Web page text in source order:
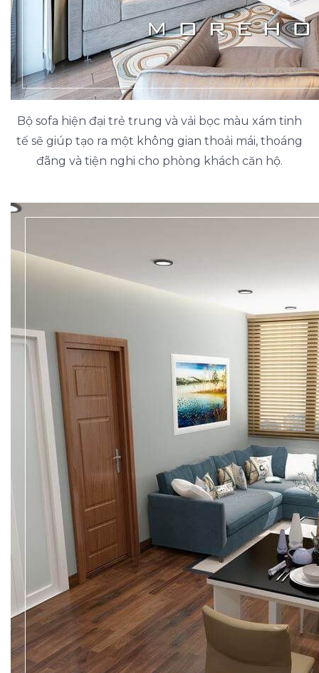
Bộ sofa hiện đại trẻ trung và vải bọc màu xám tinh
tế sẽ giúp tạo ra một không gian thoải mái, thoáng
đãng và tiện nghi cho phòng khách căn hộ.